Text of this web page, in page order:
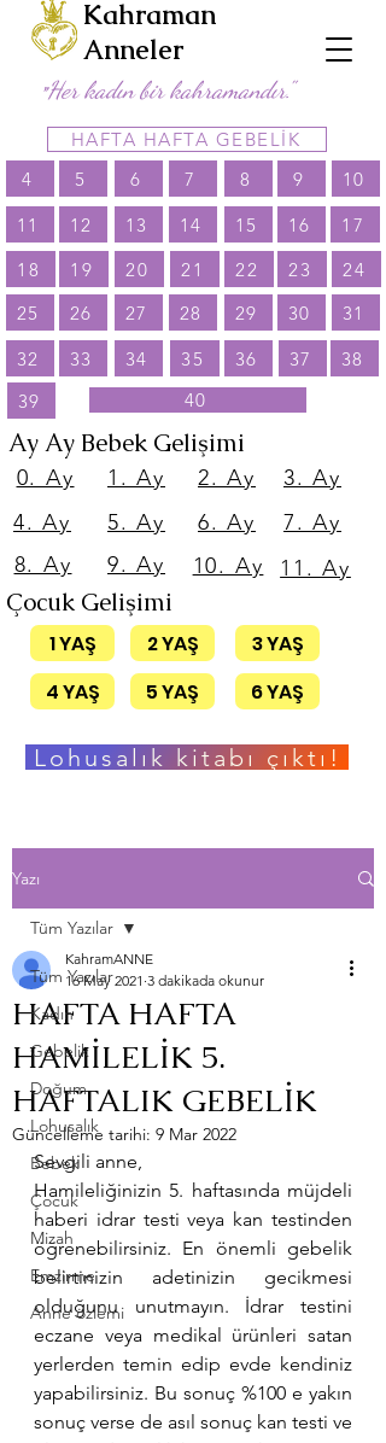
"Her kadın bir kahramandır."
29 30
31
32
33 34 35 36 37
38
39
40
28
27
26
25
9
10
11
12 13 14 15 16
17
18
19 20 21 22 23 24
8
7
6
5
4
HAFTA HAFTA GEBELİK
Kahraman
Anneler
Lohusalık kitabı çıktı!
Ay Ay Bebek Gelişimi
0. Ay 1. Ay 2. Ay
3. Ay
4. Ay
5. Ay 6. Ay
7. Ay
8. Ay
9. Ay 10. Ay 11. Ay
Çocuk Gelişimi
1 YAŞ 2 YAŞ
3 YAŞ
4 YAŞ
5 YAŞ 6 YAŞ
Yazı
Tüm Yazılar
Kadın
Gebelik
Doğum
Lohusalık
Bebek
Çocuk
Mizah
Emzirme
Anne özlemi
Tüm Yazılar
HAFTA HAFTA
HAMİLELİK 5.
HAFTALIK GEBELİK
KahramANNE
16 May 2021 3 dakikada okunur
Güncelleme tarihi: 9 Mar 2022
Sevgili anne,
Hamileliğinizin 5. haftasında müjdeli
haberi idrar testi veya kan testinden
öğrenebilirsiniz. En önemli gebelik
belirtinizin adetinizin gecikmesi
olduğunu unutmayın. İdrar testini
eczane veya medikal ürünleri satan
yerlerden temin edip evde kendiniz
yapabilirsiniz. Bu sonuç %100 e yakın
sonuç verse de asıl sonuç kan testi ve